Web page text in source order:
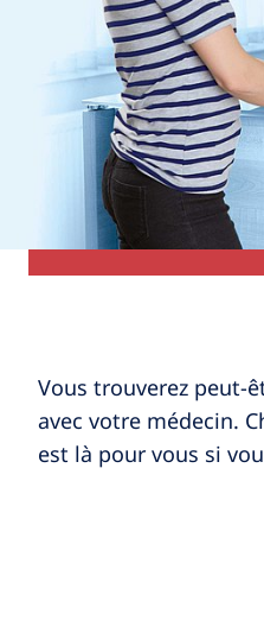
Vous trouverez peut-
avec votre médecin.
est là pour vous si